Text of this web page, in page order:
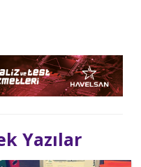
Yazılar